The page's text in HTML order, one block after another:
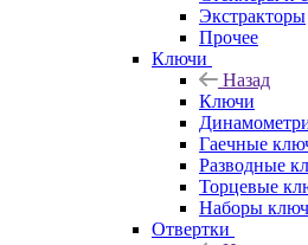
Экстракторы
Прочее
Ключи
Назад
Ключи
Гаечные
Разводные
Торцевые
Наборы
Отвертки